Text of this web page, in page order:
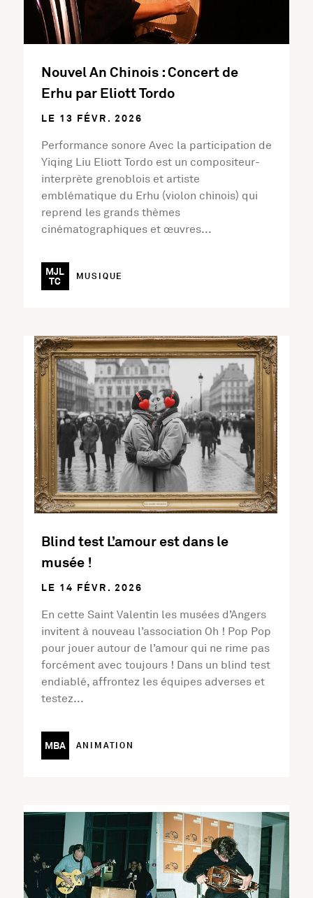
Nouvel An Chinois : Concert de
Erhu par Eliott Tordo
LE 13 FÉVR. 2026
Performance sonore Avec la participation de
Yiqing Liu Eliott Tordo est un compositeur-
interprète grenoblois et artiste
emblématique du Erhu (violon chinois) qui
reprend les grands thèmes
cinématographiques et œuvres...
MJL
TC
MUSIQUE
Blind test L’amour est dans le
musée !
LE 14 FÉVR. 2026
En cette Saint Valentin les musées d’Angers
invitent à nouveau l’association Oh ! Pop Pop
pour jouer autour de l’amour qui ne rime pas
forcément avec toujours ! Dans un blind test
endiablé, affrontez les équipes adverses et
testez...
MBA ANIMATION
En savoir plus sur l'activité Blind test L’amour est dans
En savoir plus sur l'activité Musiques de Traverse Duo